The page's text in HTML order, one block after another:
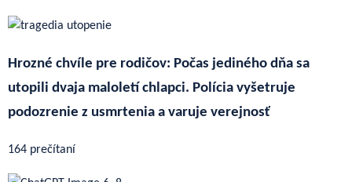
Hrozné chvíle pre rodičov: Počas jediného dňa sa
utopili dvaja maloletí chlapci. Polícia vyšetruje
podozrenie z usmrtenia a varuje verejnosť
164 prečítaní